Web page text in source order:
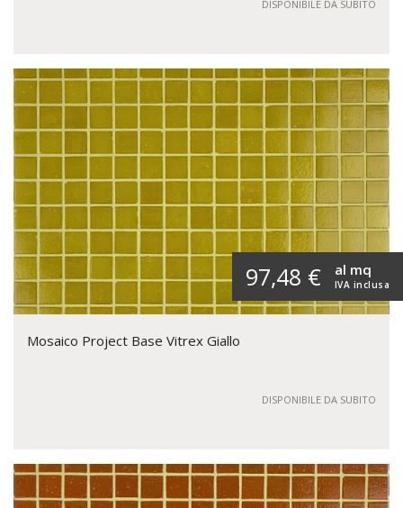
DISPONIBILE DA SUBITO
97,48 € IVA inclusa
al mq
Mosaico Project Base Vitrex Giallo
DISPONIBILE DA SUBITO